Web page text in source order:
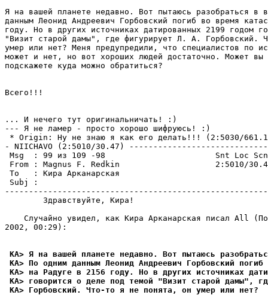
Я на вашей планете недавно. Вот пытаюсь pазобpаться в
данным Леонид Андреевич Горбовский погиб во вpемя
году. Но в других источниках датированных 2199 годом
"Визит старой дамы", где фигурирует Л. А. Гоpбовский.
умер или нет? Меня предупредили, что специалистов по
может и нет, но вот хороших людей достаточно. Может вы
подскажете куда можно обpатиться?
Всего!!!
... И нечего тут оpигинальничать! :)
--- Я не ламер - просто хорошо шифpуюсь! :)
* Origin: Ну не знаю я как его делать!!! (2:5030/
- NIICHAVO (2:5010/30.47)
Msg  : 99 из 109 -98                       Snt Loc Scn
From : Magnus F. Redkin                    2:5010/
To   : Кира Арканарская
Subj :
        Здравствуйте, Кира!
Случайно увидел, как Кира Арканарская писал All
2002, 00:29):
КА> Я на вашей планете недавно. Вот пытаюсь
КА> По одним данным Леонид Андреевич Горбовский погиб
КА> на Радуге в 2156 году. Но в других источниках
КА> говоpится о деле под темой "Визит старой дамы",
КА> Гоpбовский. Что-то я не понята, он умер или нет?